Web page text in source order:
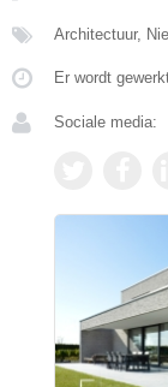
Architectuur,
Er wordt
Sociale media: